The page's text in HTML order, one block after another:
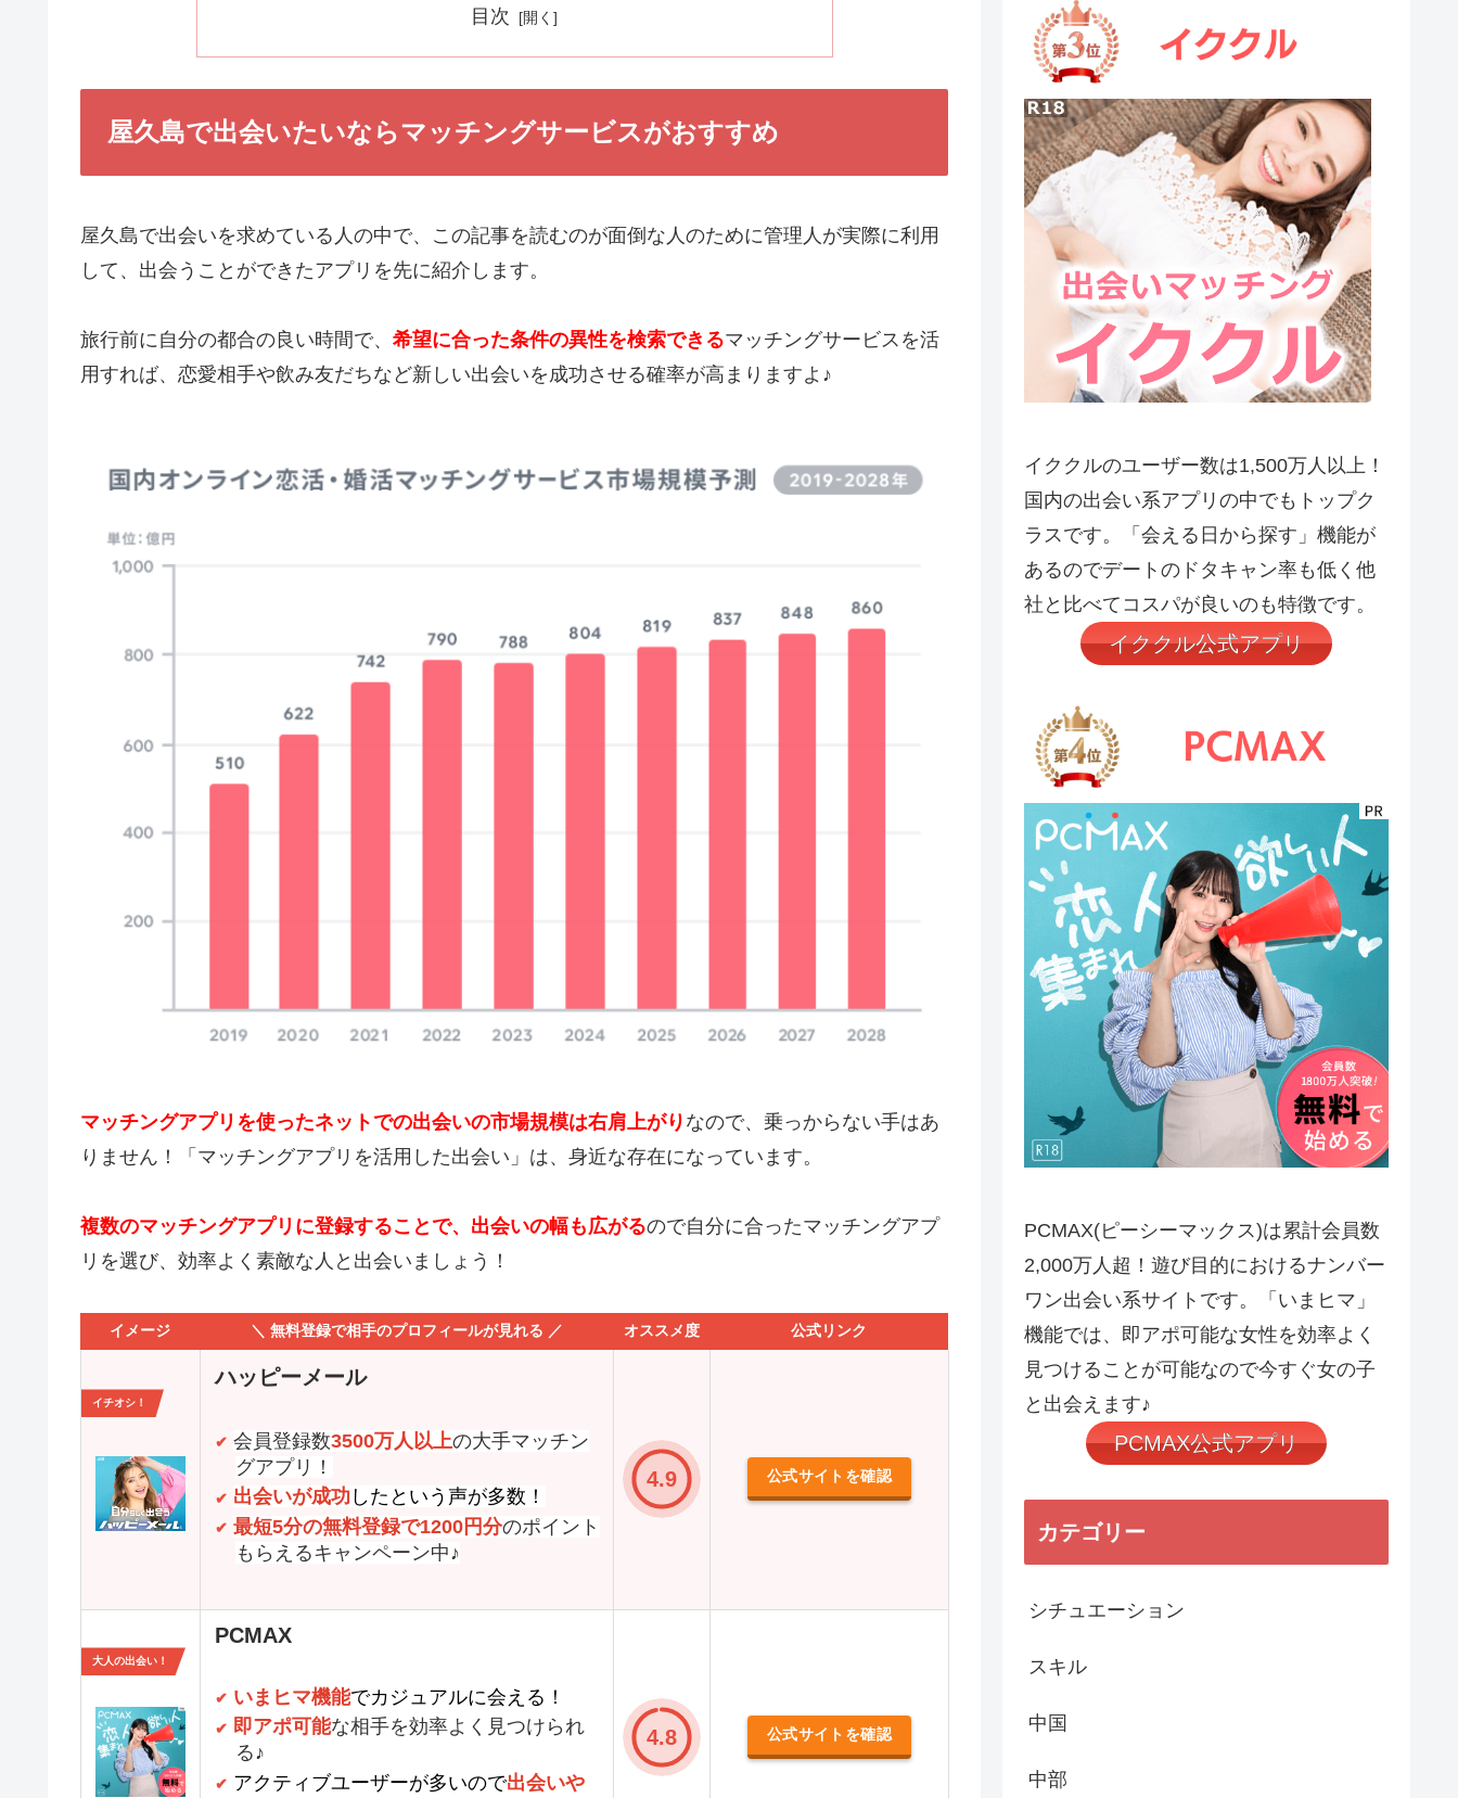
目次
屋久島で出会いたいならマッチングサービスがおすすめ
屋久島で出会いを求めている人の中で、この記事を読むのが面倒な人のために管理人が実際に利用
して、出会うことができたアプリを先に紹介します。
旅行前に自分の都合の良い時間で、 希望に合った条件の異性を検索できるマッチングサービスを活
用すれば、恋愛相手や飲み友だちなど新しい出会いを成功させる確率が高まりますよ♪
マッチングアプリを使ったネットでの出会いの市場規模は右肩上がり なので、乗っからない手はあ
りません！「マッチングアプリを活用した出会い」は、身近な存在になっています。
複数のマッチングアプリに登録することで、出会いの幅も広がるので自分に合ったマッチングアプ
リを選び、効率よく素敵な人と出会いましょう！
イメージ ＼ 無料登録で相手のプロフィールが見れる ／ オススメ度 公式リンク
イチオシ！
ハッピーメール
会員登録数3500万人以上の大手マッチン
グアプリ！
出会いが成功 したという声が多数！
最短5分の無料登録で1200円分のポイント
もらえるキャンペーン中♪
4.9 公式サイトを確認
大人の出会い！
PCMAX
いまヒマ機能でカジュアルに会える！
即アポ可能な相手を効率よく見つけられ
る♪
アクティブユーザーが多いので出会いや
4.8 公式サイトを確認
イククルのユーザー数は1,500万人以上！
国内の出会い系アプリの中でもトップク
ラスです。「会える日から探す」機能が
あるのでデートのドタキャン率も低く他
社と比べてコスパが良いのも特徴です。
イククル公式アプリ
PCMAX(ピーシーマックス)は累計会員数
2,000万人超！遊び目的におけるナンバー
ワン出会い系サイトです。「いまヒマ」
機能では、即アポ可能な女性を効率よく
見つけることが可能なので今すぐ女の子
と出会えます♪
PCMAX公式アプリ
カテゴリー
シチュエーション
スキル
中国
中部